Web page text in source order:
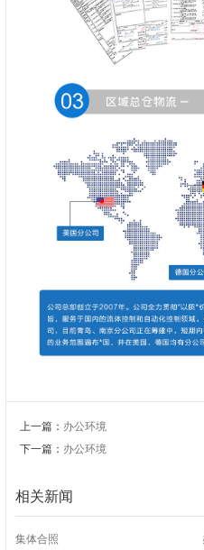
上一篇： 办公环境
下一篇： 办公环境
相关新闻
集体合照